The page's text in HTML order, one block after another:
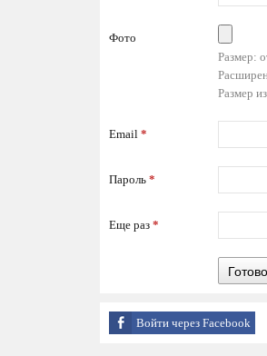
Фото
Размер:
Размер
Email *
Пароль *
Еще раз *
Войти через Facebook